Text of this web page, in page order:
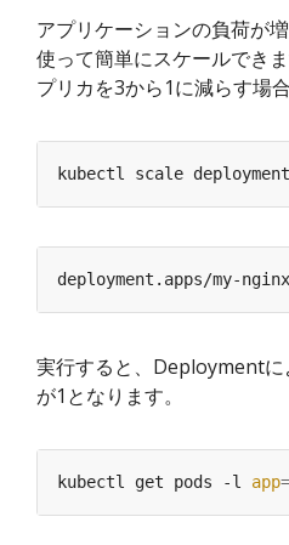
アプリケーションの負荷が増
使って簡単にスケールでき
プリカを3から1に減らす場
kubectl scale
実行すると、Deployment
が1となります。
kubectl get pods -l app=